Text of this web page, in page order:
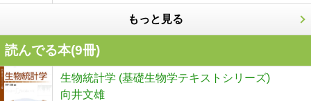
もっと見る
読んでる本(9冊)
生物統計学 (基礎生物学テキストシリーズ)
向井文雄